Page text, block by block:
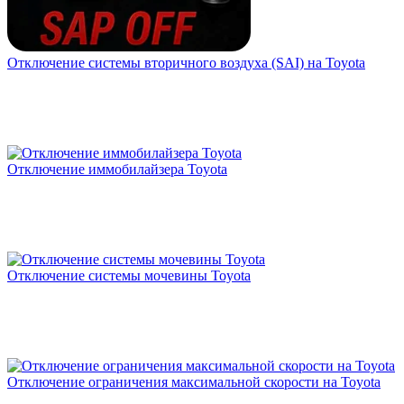
Рейтинг отзыва:5
Отличная компания по чип-тюнингу автомобилей!
Делала там свой солярис 2022г, сделали все
идеально. Отдельное спасибо мастеру Евгению за
Отключение системы вторичного воздуха (SAI) на Toyota
Отключение иммобилайзера Toyota
Отключение системы мочевины Toyota
Отключение ограничения максимальной скорости на Toyota